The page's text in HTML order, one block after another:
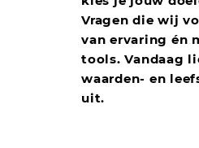
Vragen die wij
van ervaring én
tools. Vandaag
waarden- en
uit.